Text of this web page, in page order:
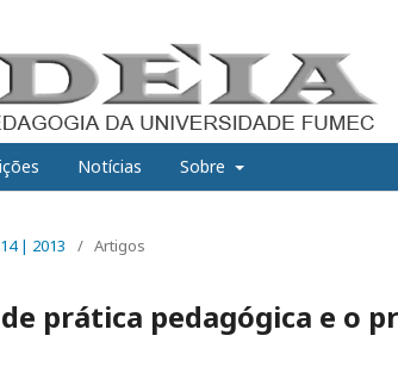
Notícias Sobre
| 2013 / Artigos
prática pedagógica e o